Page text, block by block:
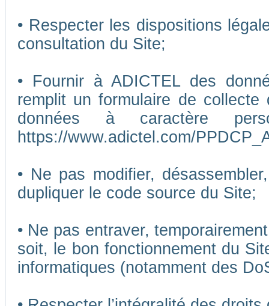
• Respecter les dispositions
consultation du Site;
• Fournir à ADICTEL des
remplit un formulaire de
données à caractère
https://www.adictel.com/
• Ne pas modifier,
dupliquer le code source du Site;
• Ne pas entraver,
soit, le bon fonctionnement du
informatiques (notamment des